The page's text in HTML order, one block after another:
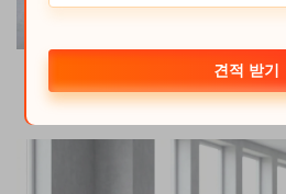
클리더 중형 상업용 등급 교육용 테
세미나용 책상, 사무실,
견적 받기